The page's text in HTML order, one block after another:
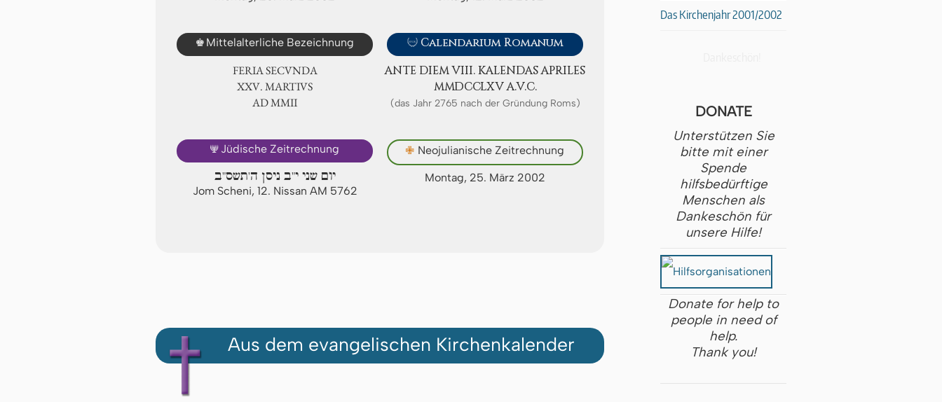
♚ Mittelalterliche Bezeichnung
FERIA SECUNDA
ⅩⅩⅤ. MARTIVS
AD ⅯⅯⅡ
 Calendarium Romanum
ANTE DIEM VIII. KA­LEN­DAS APRI­LES
ⅯⅯⅮⅭⅭⅬⅩⅤ A.V.C.
(das Jahr 2765 nach der Gründung Roms)
🕎 Jüdische Zeitrechnung
יום שני י"ב ניסן ה'תשס"ב
Jom Scheni, 12. Nissan AM 5762
✙ Neojulianische Zeitrechnung
Montag, 25. März 2002
Aus dem evangelischen Kirchenkalender
Das Kirchenjahr 2001/2002
DONATE
Unterstützen Sie
bitte mit einer
Spende
hilfsbedürftige
Menschen als
Dankeschön für
unsere Hilfe!
Donate for help to
people in need of
help.
Thank you!